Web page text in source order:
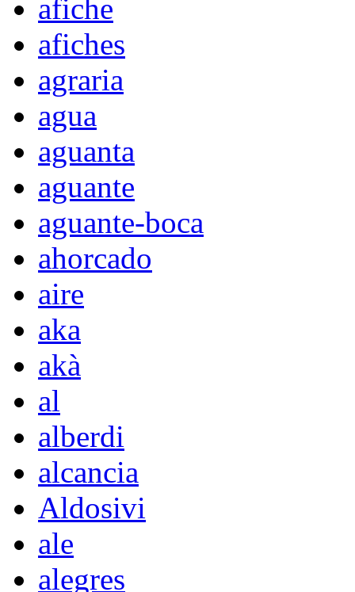
afiche
afiches
agraria
agua
aguanta
aguante
aguante-boca
ahorcado
aire
aka
akà
al
alberdi
alcancia
Aldosivi
ale
alegres